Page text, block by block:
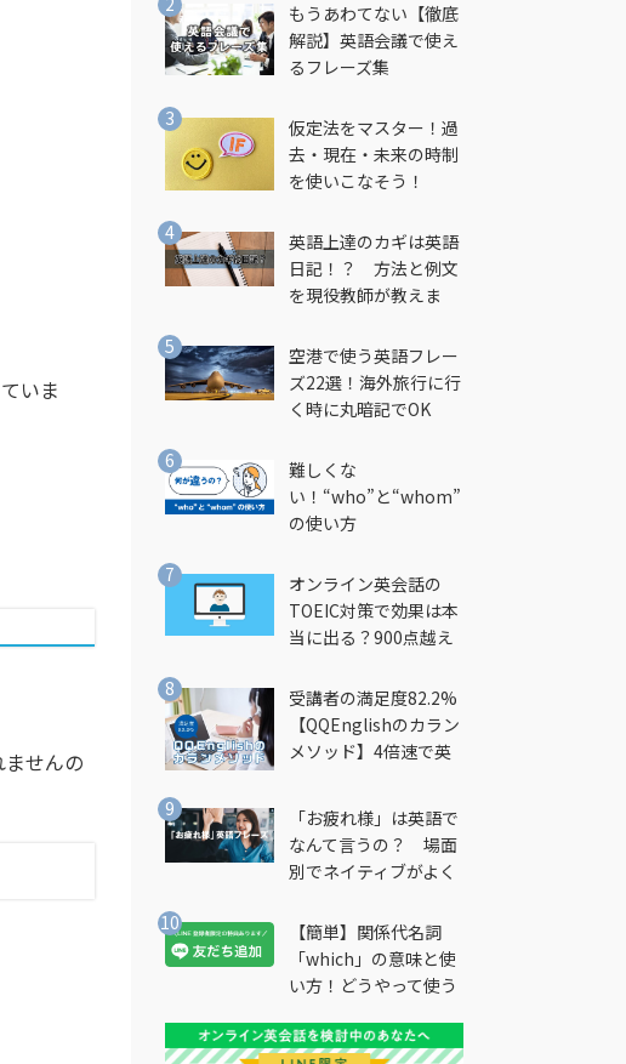
いま
せんの
もうあわてない【徹底
解説】英語会議で使え
るフレーズ集
仮定法をマスター！過
去・現在・未来の時制
を使いこなそう！
英語上達のカギは英語
日記！？ 方法と例文
を現役教師が教えま
空港で使う英語フレー
ズ22選！海外旅行に行
く時に丸暗記でOK
難しくな
い！“who”と“whom”
の使い方
オンライン英会話の
TOEIC対策で効果は本
当に出る？900点越え
受講者の満足度82.2%
【QQEnglishのカラン
メソッド】4倍速で英
法とは？
「お疲れ様」は英語で
なんて言うの？ 場面
別でネイティブがよく
説
【簡単】関係代名詞
「which」の意味と使
い方！どうやって使う